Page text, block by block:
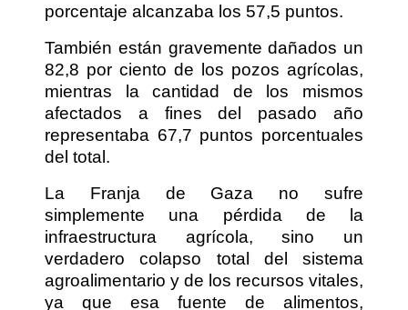
porcentaje alcanzaba los 57,5 puntos.
También están gravemente dañados un
82,8 por ciento de los pozos agrícolas,
mientras la cantidad de los mismos
afectados a fines del pasado año
representaba 67,7 puntos porcentuales
del total.
La Franja de Gaza no sufre
simplemente una pérdida de la
infraestructura agrícola, sino un
verdadero colapso total del sistema
agroalimentario y de los recursos vitales,
ya que esa fuente de alimentos,